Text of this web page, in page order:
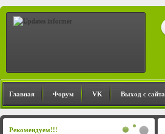
Главная Форум VK Выход с сайта
Рекомендуем!!!